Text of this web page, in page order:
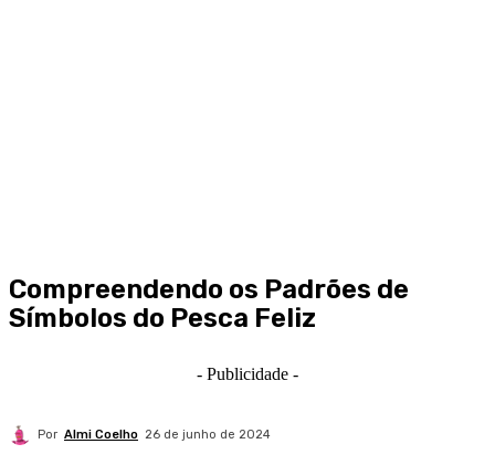
Compreendendo os Padrões de
Símbolos do Pesca Feliz
- Publicidade -
Por Almi Coelho 26 de junho de 2024